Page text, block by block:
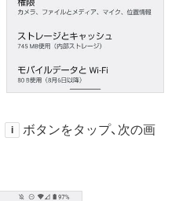
i
ボタンをタップ、次の画